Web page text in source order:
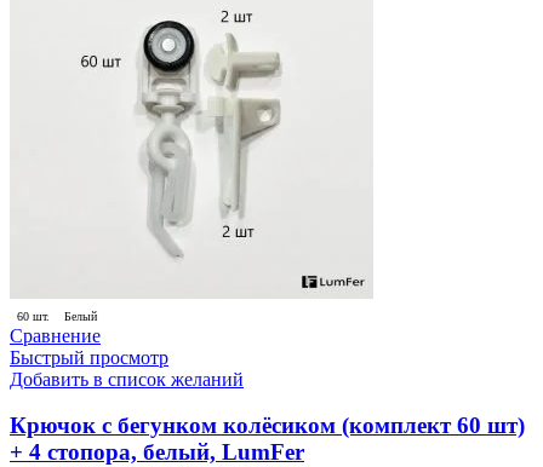
60 шт. Белый
Сравнение
Быстрый просмотр
Добавить в список желаний
Крючок с бегунком колёсиком (комплект 60 шт)
+ 4 стопора, белый, LumFer